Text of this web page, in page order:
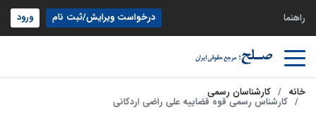
راهنما درخواست ویرایش/ثبت نام ورود
خانه کارشناسان رسمی
کارشناس رسمی قوه قضاییه علی راضی اردکانی